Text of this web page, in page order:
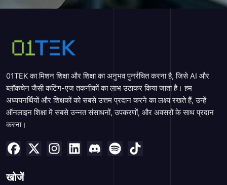
01TEK का मिशन शिक्षा और शिक्षा का अनुभव पुनर्रचित करना है, जिसे AI और
ब्लॉकचेन जैसी कटिंग-एज तकनीकों का लाभ उठाकर किया जाता है। हम
अध्ययनर्थियों और शिक्षकों को सबसे उत्तम प्रदान करने का लक्ष्य रखते हैं, उन्हें
ऑनलाइन शिक्षा में सबसे उन्नत संसाधनों, उपकरणों, और अवसरों के साथ प्रदान
करना।
खोजें